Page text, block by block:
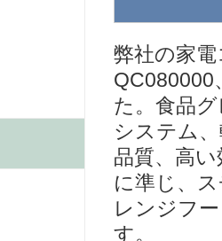
弊社の家
QC080000
た。食品
システム
品質、高
に準じ、
レンジフ
す。